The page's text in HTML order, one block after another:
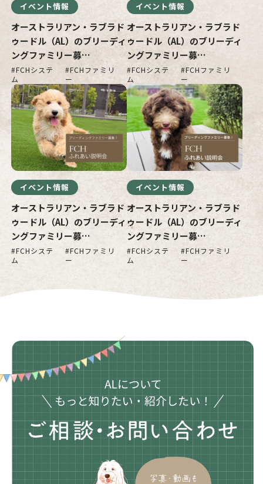
イベント情報
オーストラリアン・ラブラド
ゥードル（AL）のブリーディ
ングファミリー募…
FCHシステ
ム
FCHファミリ
ー
イベント情報
オーストラリアン・ラブラド
ゥードル（AL）のブリーディ
ングファミリー募…
FCHシステ
ム
FCHファミリ
ー
イベント情報
オーストラリアン・ラブラド
ゥードル（AL）のブリーディ
ングファミリー募…
FCHシステ
ム
FCHファミリ
ー
イベント情報
オーストラリアン・ラブラド
ゥードル（AL）のブリーディ
ングファミリー募…
FCHシステ
ム
FCHファミリ
ー